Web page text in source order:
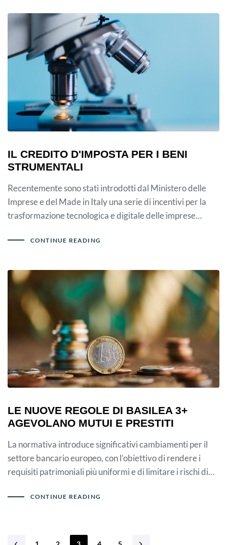
IL CREDITO D'IMPOSTA PER I BENI
STRUMENTALI
Recentemente sono stati introdotti dal Ministero delle
Imprese e del Made in Italy una serie di incentivi per la
trasformazione tecnologica e digitale delle imprese…
CONTINUE READING
LE NUOVE REGOLE DI BASILEA 3+
AGEVOLANO MUTUI E PRESTITI
La normativa introduce significativi cambiamenti per il
settore bancario europeo, con l’obiettivo di rendere i
requisiti patrimoniali più uniformi e di limitare i rischi di…
CONTINUE READING